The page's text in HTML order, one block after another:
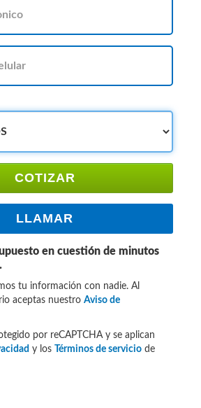
COTIZAR
LLAMAR
en cuestión de minutos
tu información con nadie. Al
aceptas nuestro Aviso de
por reCAPTCHA y se aplican
y los Términos de servicio de